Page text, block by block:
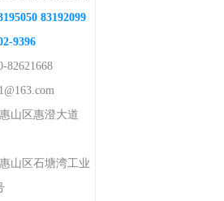
83192099
9396
82621668
山区惠澄大道
山区石塘湾工业